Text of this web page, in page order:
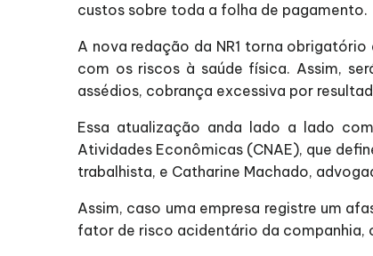
custos sobre toda a folha de pagamento.
A nova redação da NR1 torna
com os riscos à saúde física. Assim,
assédios, cobrança excessiva por
Essa atualização anda lado a lado
Atividades Econômicas (CNAE), que
trabalhista, e Catharine Machado,
Assim, caso uma empresa registre um
fator de risco acidentário da companhia,